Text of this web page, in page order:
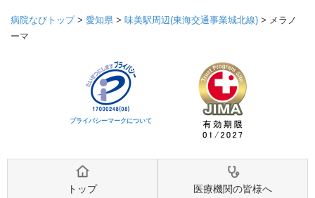
病院なびトップ> 愛知県 > 味美駅周辺(東海交通事業城北線) > メラノ
ーマ
プライバシーマークについて
トップ 医療機関の皆様へ